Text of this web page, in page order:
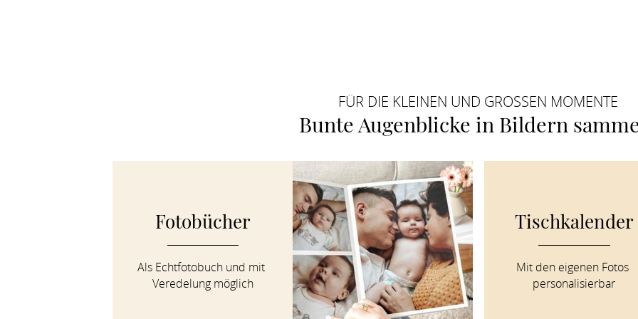
FÜR DIE KLEINEN UND GROSSEN MOMENTE
Bunte Augenblicke in Bildern
Fotobücher
Als Echtfotobuch und mit
Veredelung möglich
Tischkalender
Mit den eigenen Fotos
personalisierbar